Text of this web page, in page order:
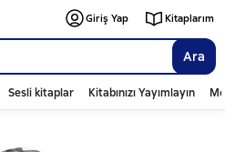
Ara
Giriş Yap Kitaplarım
Sesli kitaplar Kitabınızı Yayımlayın